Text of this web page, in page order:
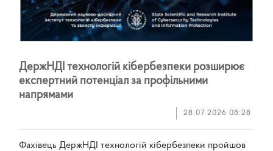
ДержНДІ технологій кібербезпеки розширює
експертний потенціал за профільними
напрямами
28.07.2026 08:28
Фахівець ДержНД технологій кібербезпеки пройшов